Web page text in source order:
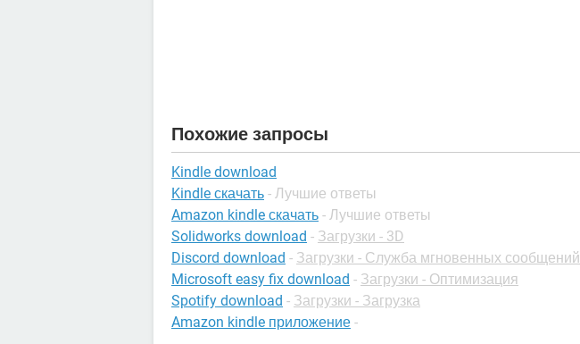
Похожие запросы
Kindle download
Kindle скачать - Лучшие ответы
Amazon kindle скачать - Лучшие ответы
Solidworks download - Загрузки - 3D
Discord download - Загрузки - Служба мгновенных сообщений
Microsoft easy fix download - Загрузки - Оптимизация
Spotify download - Загрузки - Загрузка
Amazon kindle приложение -